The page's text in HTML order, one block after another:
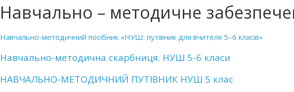
Навчально – методичне
Навчально-методичний посібник «НУШ: путівник для вчителя 5–6 класів»
Навчально-методична скарбниця. НУШ 5-6 класи
НАВЧАЛЬНО-МЕТОДИЧНИЙ ПУТІВНИК НУШ 5 клас